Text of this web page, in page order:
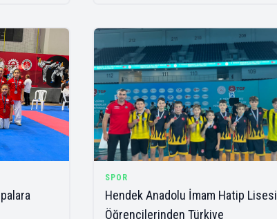
SPOR
Hendek Anadolu İmam Hatip Lisesi
Öğrencilerinden Türkiye